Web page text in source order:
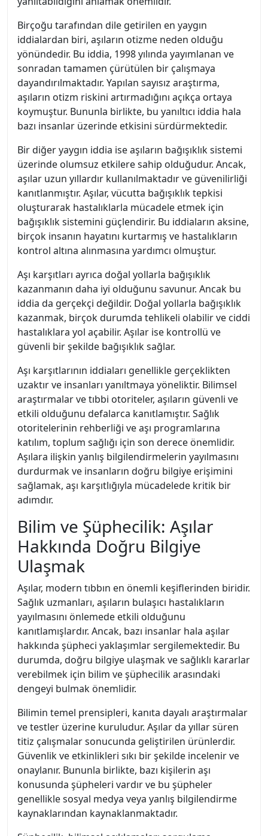
Birçoğu tarafından dile getirilen en yaygın
iddialardan biri, aşıların otizme neden olduğu
yönündedir. Bu iddia, 1998 yılında yayımlanan ve
sonradan tamamen çürütülen bir çalışmaya
dayandırılmaktadır. Yapılan sayısız araştırma,
aşıların otizm riskini artırmadığını açıkça ortaya
koymuştur. Bununla birlikte, bu yanıltıcı iddia hala
bazı insanlar üzerinde etkisini sürdürmektedir.
Bir diğer yaygın iddia ise aşıların bağışıklık sistemi
üzerinde olumsuz etkilere sahip olduğudur. Ancak,
aşılar uzun yıllardır kullanılmaktadır ve güvenilirliği
kanıtlanmıştır. Aşılar, vücutta bağışıklık tepkisi
oluşturarak hastalıklarla mücadele etmek için
bağışıklık sistemini güçlendirir. Bu iddiaların aksine,
birçok insanın hayatını kurtarmış ve hastalıkların
kontrol altına alınmasına yardımcı olmuştur.
Aşı karşıtları ayrıca doğal yollarla bağışıklık
kazanmanın daha iyi olduğunu savunur. Ancak bu
iddia da gerçekçi değildir. Doğal yollarla bağışıklık
kazanmak, birçok durumda tehlikeli olabilir ve ciddi
hastalıklara yol açabilir. Aşılar ise kontrollü ve
güvenli bir şekilde bağışıklık sağlar.
Aşı karşıtlarının iddiaları genellikle gerçeklikten
uzaktır ve insanları yanıltmaya yöneliktir. Bilimsel
araştırmalar ve tıbbi otoriteler, aşıların güvenli ve
etkili olduğunu defalarca kanıtlamıştır. Sağlık
otoritelerinin rehberliği ve aşı programlarına
katılım, toplum sağlığı için son derece önemlidir.
Aşılara ilişkin yanlış bilgilendirmelerin yayılmasını
durdurmak ve insanların doğru bilgiye erişimini
sağlamak, aşı karşıtlığıyla mücadelede kritik bir
adımdır.
Bilim ve Şüphecilik: Aşılar
Hakkında Doğru Bilgiye
Ulaşmak
Aşılar, modern tıbbın en önemli keşiflerinden biridir.
Sağlık uzmanları, aşıların bulaşıcı hastalıkların
yayılmasını önlemede etkili olduğunu
kanıtlamışlardır. Ancak, bazı insanlar hala aşılar
hakkında şüpheci yaklaşımlar sergilemektedir. Bu
durumda, doğru bilgiye ulaşmak ve sağlıklı kararlar
verebilmek için bilim ve şüphecilik arasındaki
dengeyi bulmak önemlidir.
Bilimin temel prensipleri, kanıta dayalı araştırmalar
ve testler üzerine kuruludur. Aşılar da yıllar süren
titiz çalışmalar sonucunda geliştirilen ürünlerdir.
Güvenlik ve etkinlikleri sıkı bir şekilde incelenir ve
onaylanır. Bununla birlikte, bazı kişilerin aşı
konusunda şüpheleri vardır ve bu şüpheler
genellikle sosyal medya veya yanlış bilgilendirme
kaynaklarından kaynaklanmaktadır.